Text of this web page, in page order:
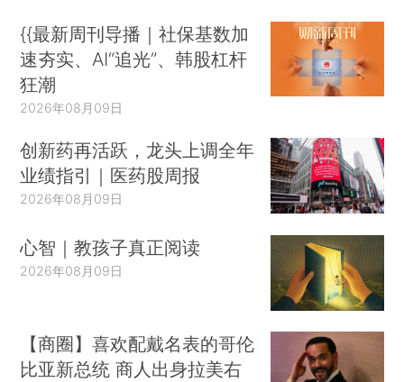
{{最新周刊导播｜社保基数加
速夯实、AI“追光”、韩股杠杆
狂潮
2026年08月09日
创新药再活跃，龙头上调全年
业绩指引｜医药股周报
2026年08月09日
心智｜教孩子真正阅读
2026年08月09日
【商圈】喜欢配戴名表的哥伦
比亚新总统 商人出身拉美右